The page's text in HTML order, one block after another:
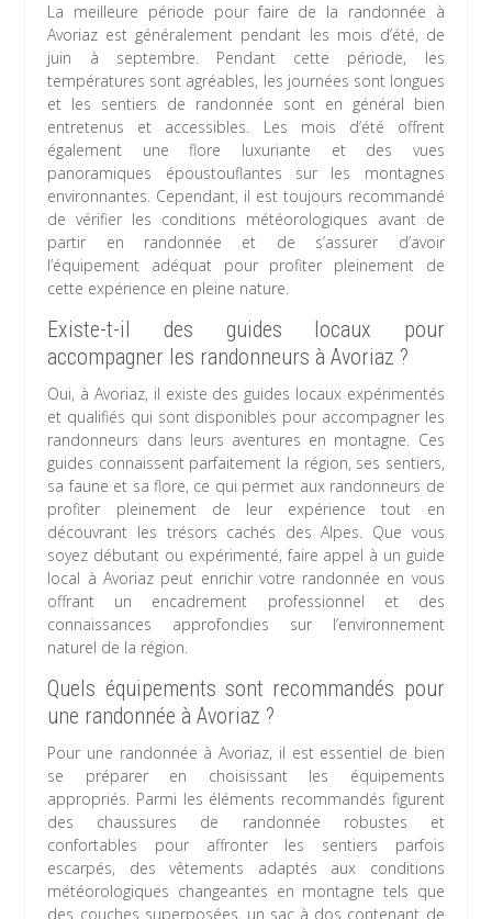
La meilleure période pour faire de la randonnée à
Avoriaz est généralement pendant les mois d’été, de
juin à septembre. Pendant cette période, les
températures sont agréables, les journées sont longues
et les sentiers de randonnée sont en général bien
entretenus et accessibles. Les mois d’été offrent
également une flore luxuriante et des vues
panoramiques époustouflantes sur les montagnes
environnantes. Cependant, il est toujours recommandé
de vérifier les conditions météorologiques avant de
partir en randonnée et de s’assurer d’avoir
l’équipement adéquat pour profiter pleinement de
cette expérience en pleine nature.
Existe-t-il des guides locaux pour
accompagner les randonneurs à Avoriaz ?
Oui, à Avoriaz, il existe des guides locaux expérimentés
et qualifiés qui sont disponibles pour accompagner les
randonneurs dans leurs aventures en montagne. Ces
guides connaissent parfaitement la région, ses sentiers,
sa faune et sa flore, ce qui permet aux randonneurs de
profiter pleinement de leur expérience tout en
découvrant les trésors cachés des Alpes. Que vous
soyez débutant ou expérimenté, faire appel à un guide
local à Avoriaz peut enrichir votre randonnée en vous
offrant un encadrement professionnel et des
connaissances approfondies sur l’environnement
naturel de la région.
Quels équipements sont recommandés pour
une randonnée à Avoriaz ?
Pour une randonnée à Avoriaz, il est essentiel de bien
se préparer en choisissant les équipements
appropriés. Parmi les éléments recommandés figurent
des chaussures de randonnée robustes et
confortables pour affronter les sentiers parfois
escarpés, des vêtements adaptés aux conditions
météorologiques changeantes en montagne tels que
des couches superposées, un sac à dos contenant de